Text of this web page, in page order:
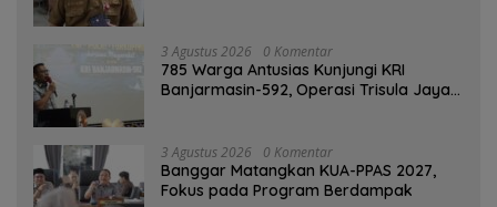
3 Agustus 2026 0 Komentar
785 Warga Antusias Kunjungi KRI
Banjarmasin-592, Operasi Trisula Jaya
3 Agustus 2026 0 Komentar
‎Banggar Matangkan KUA-PPAS 2027,
Fokus pada Program Berdampak